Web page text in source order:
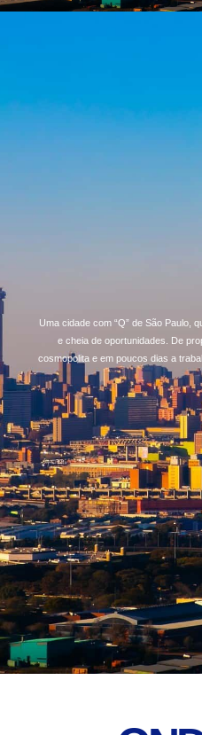
Uma cidade com “Q” de São Paulo,
e cheia de oportunidades. De
cosmopolita e em poucos dias a